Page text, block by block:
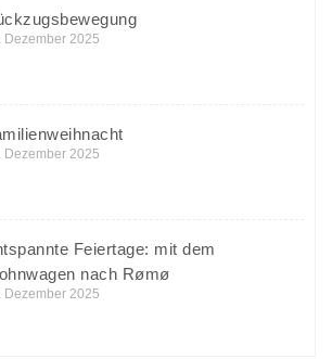
Dezember 2025
Dezember 2025
Feiertage: mit dem
nach Rømø
Dezember 2025